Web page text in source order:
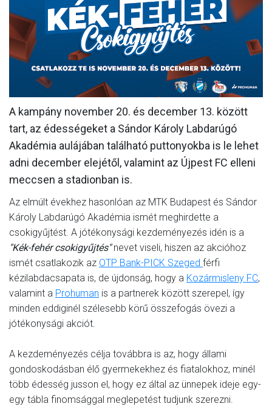
MÉRKŐZÉSEK
KLUB
GALÉRIA
SZURKOLÓI ÉLMÉNYEK
AKKREDITÁCIÓ
A kampány november 20. és december 13. között
tart, az édességeket a Sándor Károly Labdarúgó
Akadémia aulájában található puttonyokba is le lehet
adni december elejétől, valamint az Újpest FC elleni
meccsen a stadionban is.
Az elmúlt évekhez hasonlóan az MTK Budapest és Sándor
Károly Labdarúgó Akadémia ismét meghirdette a
csokigyűjtést. A jótékonysági kezdeményezés idén is a
"Kék-fehér csokigyűjtés"nevet viseli, hiszen az akcióhoz
ismét csatlakozik az OTP Bank-PICK Szeged férfi
kézilabdacsapata is, de újdonság, hogy a Kozármisleny FC,
valamint a Prohuman is a partnerek között szerepel, így
minden eddiginél szélesebb körű összefogás övezi a
jótékonysági akciót.
A kezdeményezés célja továbbra is az, hogy állami
gondoskodásban élő gyermekekhez és fiatalokhoz, minél
több édesség jusson el, hogy ez által az ünnepek ideje egy-
egy tábla finomsággal meglepetést tudjunk szerezni.